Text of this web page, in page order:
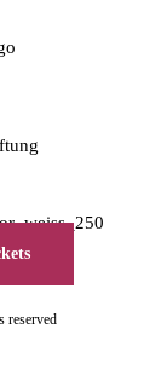
reserved